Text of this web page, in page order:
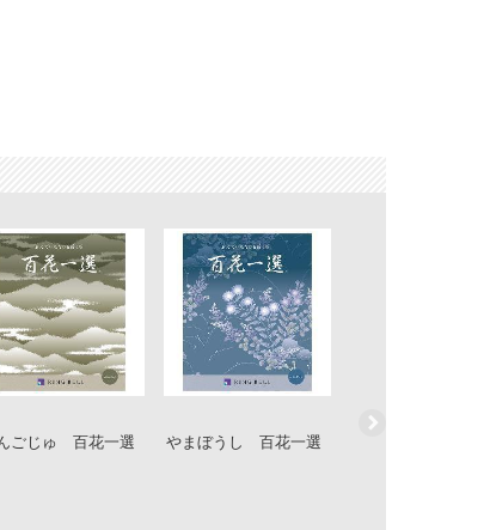
ごじゅ 百花一選 やまぼうし 百花一選